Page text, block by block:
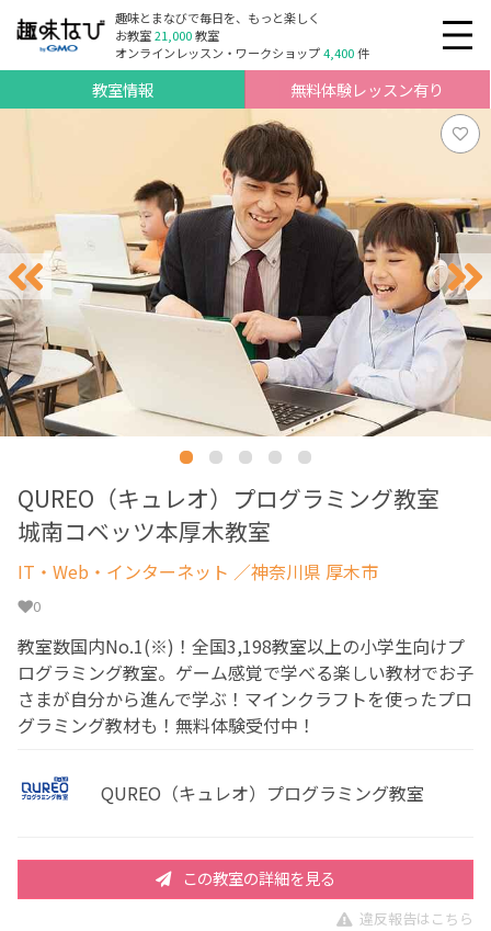
趣味とまなびで毎日を、もっと楽しく
お教室21,000教室
オンラインレッスン・ワークショップ4,400件
教室情報 無料体験レッスン有り
QUREO（キュレオ）プログラミング教室
城南コベッツ本厚木教室
IT・Web・インターネット ／神奈川県 厚木市
0
教室数国内No.1(※)！全国3,198教室以上の小学生向けプ
ログラミング教室。ゲーム感覚で学べる楽しい教材でお子
さまが自分から進んで学ぶ！マインクラフトを使ったプロ
グラミング教材も！無料体験受付中！
QUREO（キュレオ）プログラミング教室
この教室の詳細を見る
違反報告はこちら